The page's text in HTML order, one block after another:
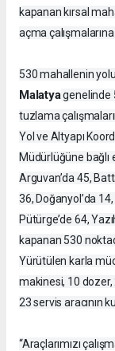
kapanan kırsal
açma
530 mahallenin yolu
Malatyagenelinde
tuzlama
Yol ve Altyapı
Müdürlüğüne bağlı
Arguvan’da 45,
36, Doğanyol’da
Pütürge’de 64,
kapanan 530
Yürütülen karla
makinesi, 10
23 servis aracının
“Araçlarımızı